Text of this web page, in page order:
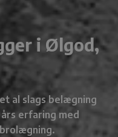
i Ølgod,
al slags belægning
erfaring med